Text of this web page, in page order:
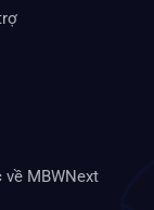
MBWNext